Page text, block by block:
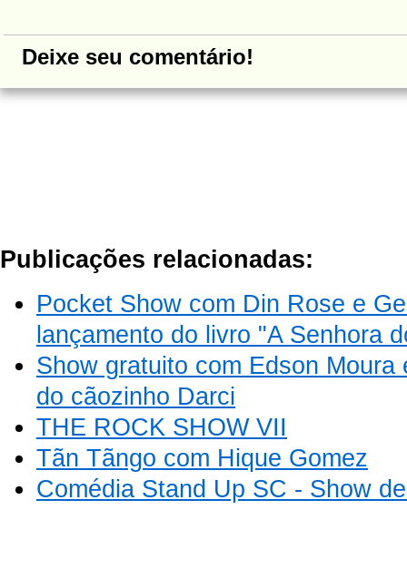
Deixe seu comentário!
Publicações relacionadas:
Pocket Show com Din Rose e
lançamento do livro "A Senhora
Show gratuito com Edson Moura
do cãozinho Darci
THE ROCK SHOW VII
Tãn Tãngo com Hique Gomez
Comédia Stand Up SC - Show